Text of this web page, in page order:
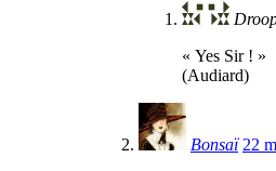
« Yes Sir ! »
(Audiard)
Bonsaï 22